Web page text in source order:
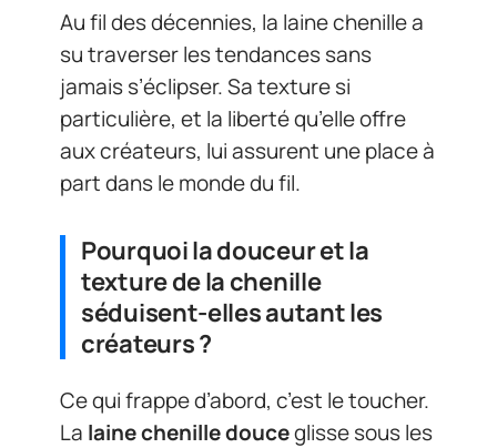
Au fil des décennies, la laine chenille a
su traverser les tendances sans
jamais s’éclipser. Sa texture si
particulière, et la liberté qu’elle offre
aux créateurs, lui assurent une place à
part dans le monde du fil.
Pourquoi la douceur et la
texture de la chenille
séduisent-elles autant les
créateurs ?
Ce qui frappe d’abord, c’est le toucher.
La laine chenille douceglisse sous les